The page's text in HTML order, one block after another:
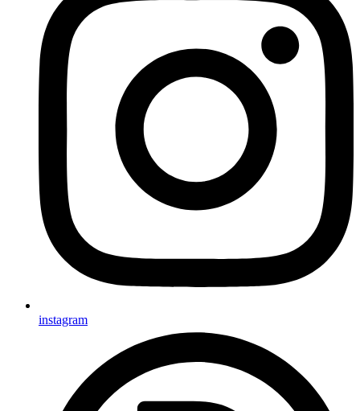
instagram